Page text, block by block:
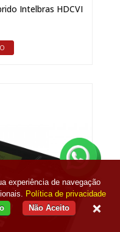
Intelbras HDCVI
experiência de navegação
Política de privacidade
Não Aceito